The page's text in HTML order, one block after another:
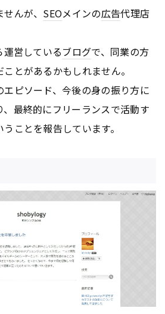
んが、 SEOメインの広告代理店
営しているブログで、同業の方
とがあるかもしれません。
ピソード、今後の身の振り方に
最終的にフリーランスで活動す
ことを報告しています。